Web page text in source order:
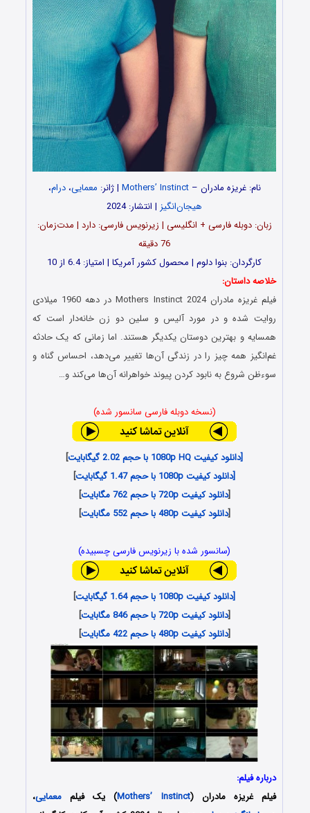
نام: غریزه مادران –Mothers’ Instinct | ژانر: معمایی،درام،
هیجان‌انگیز | انتشار: 2024
زبان: دوبله فارسی + انگلیسی | زیرنویس فارسی: دارد | مدت‌زمان:
76 دقیقه
کارگردان: بنوا دلوم | محصول کشور آمریکا | امتیاز: 6.4 از 10
خلاصه داستان:
فیلم غریزه مادران Mothers Instinct 2024 در دهه 1960 میلادی
روایت شده و در مورد آلیس و سلین دو زن خانه‌دار است که
همسایه و بهترین دوستان یکدیگر هستند. اما زمانی که یک حادثه
غم‌انگیز همه چیز را در زندگی آن‌ها تغییر می‌دهد، احساس گناه و
سوءظن شروع به نابود کردن پیوند خواهرانه آن‌ها می‌کند و…
(نسخه دوبله فارسی سانسور شده)
[دانلود کیفیت 1080p HQ با حجم 2.02 گیگابایت
]
[دانلود کیفیت 1080p با حجم 1.47 گیگابایت
]
[دانلود کیفیت 720p با حجم 762 مگابایت
]
[دانلود کیفیت 480p با حجم 552 مگابایت ]
(سانسور شده با زیرنویس فارسی چسبیده)
[دانلود کیفیت 1080p با حجم 1.64 گیگابایت
]
[دانلود کیفیت 720p با حجم 846 مگابایت
]
[دانلود کیفیت 480p با حجم 422 مگابایت ]
درباره فیلم:
فیلم غریزه مادران (Mothers’ Instinct) یک فیلم معمایی،